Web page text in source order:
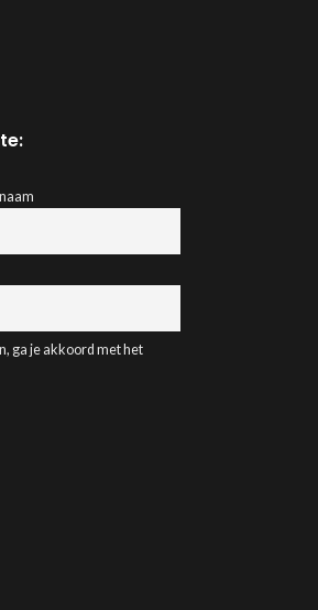
ga je akkoord met het